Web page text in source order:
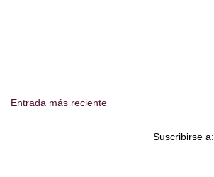
Entrada más reciente
Suscribirse a: